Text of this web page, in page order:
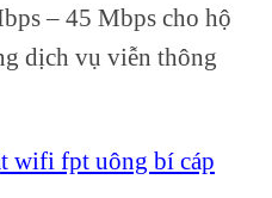
– 45 Mbps cho hộ
dịch vụ viễn thông
wifi fpt uông bí cáp